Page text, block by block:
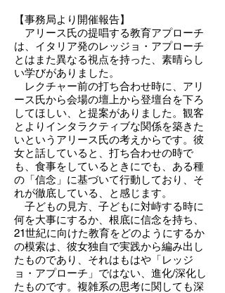
【事務局より開催報告】
アリース氏の提唱する教育アプローチ
は、イタリア発のレッジョ・アプローチ
とはまた異なる視点を持った、素晴らし
い学びがありました。
レクチャー前の打ち合わせ時に、アリ
ース氏から会場の壇上から登壇台を下ろ
してほしい、と提案がありました。観客
とよりインタラクティブな関係を築きた
いというアリース氏の考えからです。彼
女と話していると、打ち合わせの時で
も、食事をしているときにでも、ある種
の「信念」に基づいて行動しており、そ
れが徹底している、と感じます。
子どもの見方、子どもに対峙する時に
何を大事にするか、根底に信念を持ち、
21世紀に向けた教育をどのようにするか
の模索は、彼女独自で実践から編み出し
たものであり、それはもはや「レッジ
ョ・アプローチ」ではない、進化/深化し
たものです。複雑系の思考に関しても深